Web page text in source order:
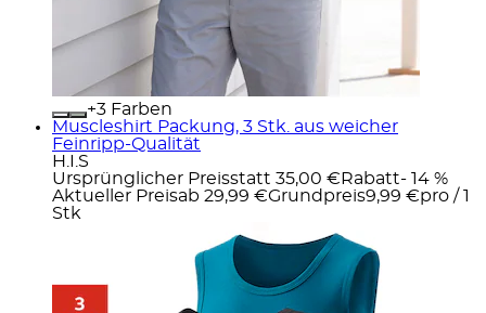
+
Farben
Muscleshirt Packung, 3 Stk. aus weicher
Feinripp-Qualität
H.I.S
Ursprünglicher Preisstatt 35,00 € Rabatt- 14 %
Aktueller Preisab 29,99 €Grundpreis9,99 €pro / 1
Stk